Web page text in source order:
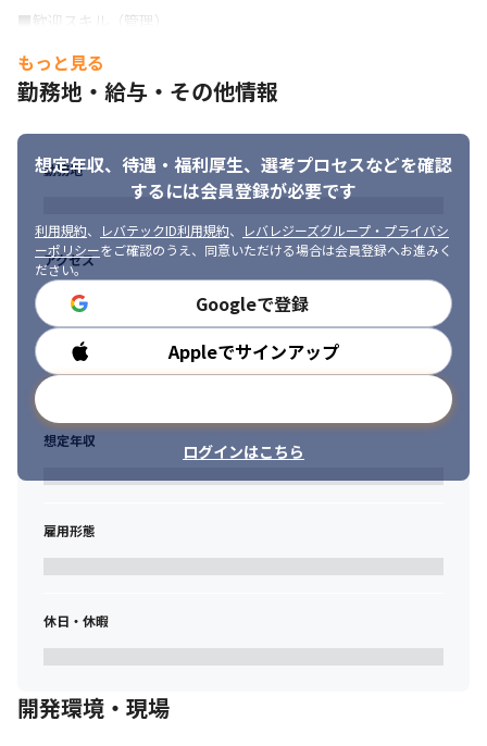
■歓迎スキル（管理）
・WBS作成、管理経験
・部下育成経験
■求める人材像
・キャリアプランとして、プロジェクトリーダーやマネージャー
・メンバーや顧客との円滑なコミュニケーションがとれる方
・論理的に分析、説明ができる方
・自ら考え、提案し、主体的に物事に取り組める方
・課題意識を持ち、目標実行、達成する推進力がある方
・自動車が好きな方
もっと見る
勤務地・給与・その他情報
想定年収、待遇・福利厚生、 選考プロセスなどを確認
するには会員登録が必要です
利用規約、 レバテックID利用規約、
レバレジーズグループ・プライバシ
ーポリシーをご確認のうえ、同意いただける場合は会員登録へお進みく
ださい。
Googleで登録
Appleでサインアップ
ログインはこちら
勤務地
アクセス
勤務時間
想定年収
雇用形態
休日・休暇
開発環境・現場